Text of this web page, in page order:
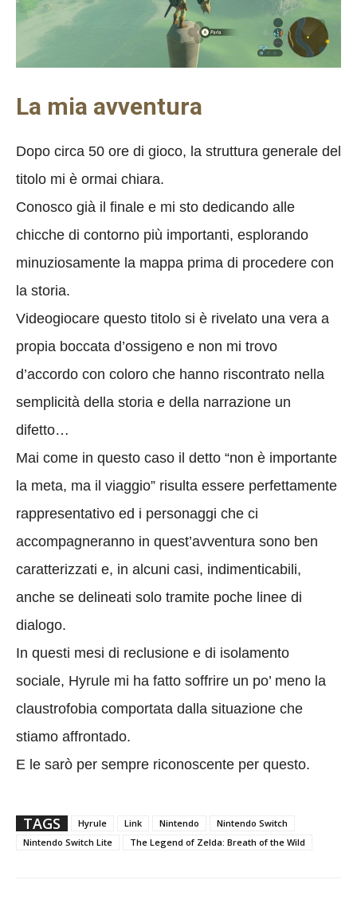
La mia avventura
Dopo circa 50 ore di gioco, la struttura generale del
titolo mi è ormai chiara.
Conosco già il finale e mi sto dedicando alle
chicche di contorno più importanti, esplorando
minuziosamente la mappa prima di procedere con
la storia.
Videogiocare questo titolo si è rivelato una vera a
propia boccata d’ossigeno e non mi trovo
d’accordo con coloro che hanno riscontrato nella
semplicità della storia e della narrazione un
difetto…
Mai come in questo caso il detto “non è importante
la meta, ma il viaggio” risulta essere perfettamente
rappresentativo ed i personaggi che ci
accompagneranno in quest’avventura sono ben
caratterizzati e, in alcuni casi, indimenticabili,
anche se delineati solo tramite poche linee di
dialogo.
In questi mesi di reclusione e di isolamento
sociale, Hyrule mi ha fatto soffrire un po’ meno la
claustrofobia comportata dalla situazione che
stiamo affrontado.
E le sarò per sempre riconoscente per questo.
TAGS Hyrule Link Nintendo
Nintendo Switch
Nintendo Switch Lite
The Legend of Zelda: Breath of the Wild